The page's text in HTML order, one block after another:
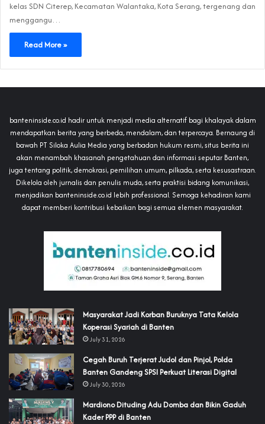
kelas SDN Citerep, Kecamatan Walantaka, Kota Serang, tergenang dan
menggangu…
Read More »
banteninside.co.id hadir untuk menjadi media alternatif bagi khalayak dalam
mendapatkan berita yang berbeda, mendalam, dan terpercaya. Bernaung di
bawah PT Siloka Aulia Media yang berbadan hukum resmi, situs berita ini
akan menambah khasanah pengetahuan dan informasi seputar Banten,
juga tentang politik, demokrasi, pemilihan umum, pilkada, serta kesusastraan.
Dikelola oleh jurnalis dan penulis muda, serta praktisi bidang komunikasi,
menjadikan banteninside.co.id lebih professional. Semoga kehadiran kami
dapat memberi kontribusi kebaikan bagi semua elemen masyarakat.
‎Masyarakat Jadi Korban Buruknya Tata Kelola
Koperasi Syariah di Banten
July 31, 2026
Cegah Buruh Terjerat Judol dan Pinjol, Polda
Banten Gandeng SPSI Perkuat Literasi Digital
July 30, 2026
‎Mardiono Dituding Adu Domba dan Bikin Gaduh
Kader PPP di Banten